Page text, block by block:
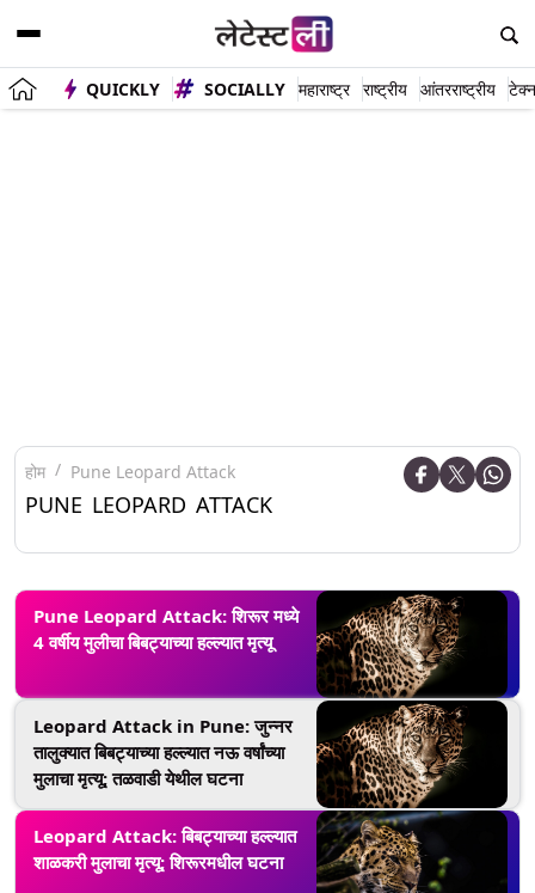
QUICKLY SOCIALLY महाराष्ट्र राष्ट्रीय आंतरराष्ट्रीय
होम Pune Leopard Attack
PUNE LEOPARD ATTACK
Pune Leopard Attack: शिरूर मध्ये
4 वर्षीय मुलीचा बिबट्याच्या हल्ल्यात मृत्यू
Leopard Attack in Pune: जुन्नर
तालुक्यात बिबट्याच्या हल्ल्यात नऊ वर्षांच्या
मुलाचा मृत्यू; तळवाडी येथील घटना
Leopard Attack: बिबट्याच्या हल्ल्यात
शाळकरी मुलाचा मृत्यू; शिरूरमधील घटना